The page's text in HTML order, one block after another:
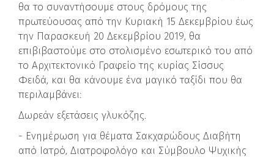
θα το συναντήσουμε στους δρόμους της
πρωτεύουσας από την Κυριακή 15 Δεκεμβρίου έως
την Παρασκευή 20 Δεκεμβρίου 2019, θα
επιβιβαστούμε στο στολισμένο εσωτερικό του από
το Αρχιτεκτονικό Γραφείο της κυρίας Σίσσυς
Φειδά, και θα κάνουμε ένα μαγικό ταξίδι που θα
περιλαμβάνει:
Δωρεάν εξετάσεις γλυκόζης.
- Ενημέρωση για θέματα Σακχαρώδους Διαβήτη
από Ιατρό, Διατροφολόγο και Σύμβουλο Ψυχικής